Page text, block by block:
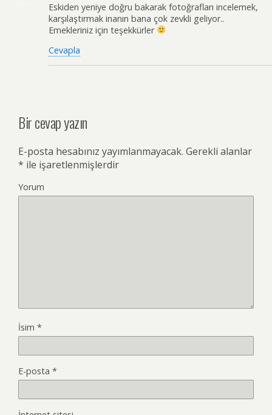
Eskiden yeniye doğru bakarak fotoğrafları incelemek,
karşılaştırmak inanın bana çok zevkli geliyor..
Emekleriniz için teşekkürler
Cevapla
Bir cevap yazın
E-posta hesabınız yayımlanmayacak. Gerekli alanlar
* ile işaretlenmişlerdir
Yorum
İsim *
E-posta *